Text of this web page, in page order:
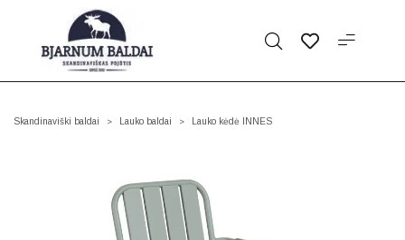
Skandinaviški baldai > Lauko baldai > Lauko kėdė INNES